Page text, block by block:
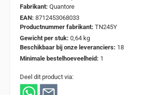
Fabrikant: Quantore
EAN: 8712453068033
Productnummer fabrikant: TN245Y
Gewicht per stuk: 0,64 kg
Beschikbaar bij onze leveranciers: 18
Minimale bestelhoeveelheid: 1
Deel dit product via: